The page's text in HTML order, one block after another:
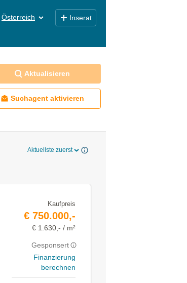
Österreich Inserat
Aktualisieren
Suchagent aktivieren
Aktuellste zuerst
Kaufpreis
€ 750.000,-
€ 1.630,- / m²
Gesponsert
Finanzierung
berechnen